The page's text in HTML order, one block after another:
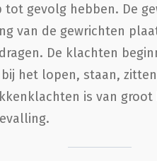
gevolg hebben. De
van de gewrichten
De klachten
het lopen, staan,
is van